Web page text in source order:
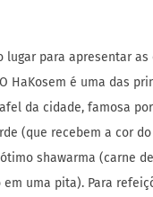
lugar para apresentar as
HaKosem é uma das
da cidade, famosa
(que recebem a cor
shawarma (carne
uma pita). Para